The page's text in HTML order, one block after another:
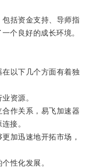
括资金支持、导师指
个良好的成长环境。
以下几个方面有着独
资源。
作关系，易飞加速器
接。
加迅速地开拓市场，
性化发展。